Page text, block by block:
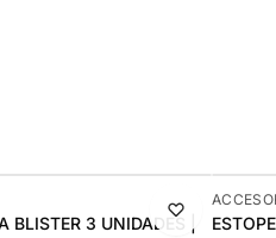
BLISTER 3 UNIDADES |
-14%